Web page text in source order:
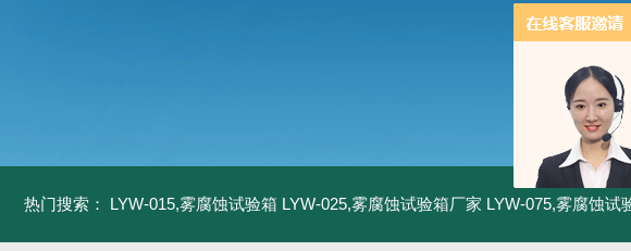
热门搜索： LYW-015,雾腐蚀试验箱 LYW-025,雾腐蚀试验箱厂家 LYW-075,雾腐蚀试